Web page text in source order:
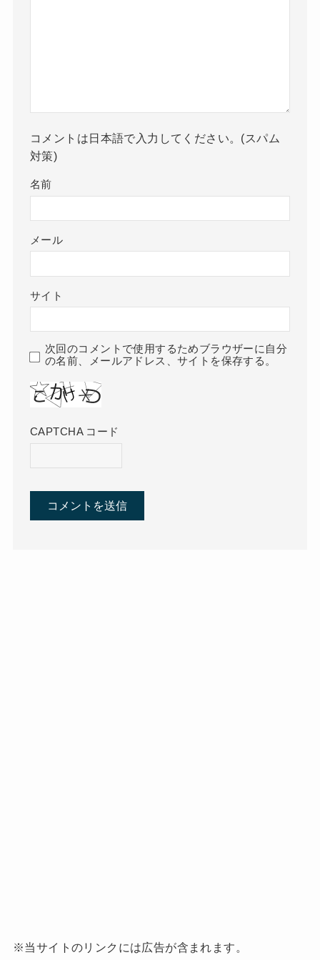
コメントは日本語で入力してください。(スパム
対策)
名前
メール
サイト
次回のコメントで使用するためブラウザーに自分
の名前、メールアドレス、サイトを保存する。
CAPTCHA コード
※当サイトのリンクには広告が含まれます。